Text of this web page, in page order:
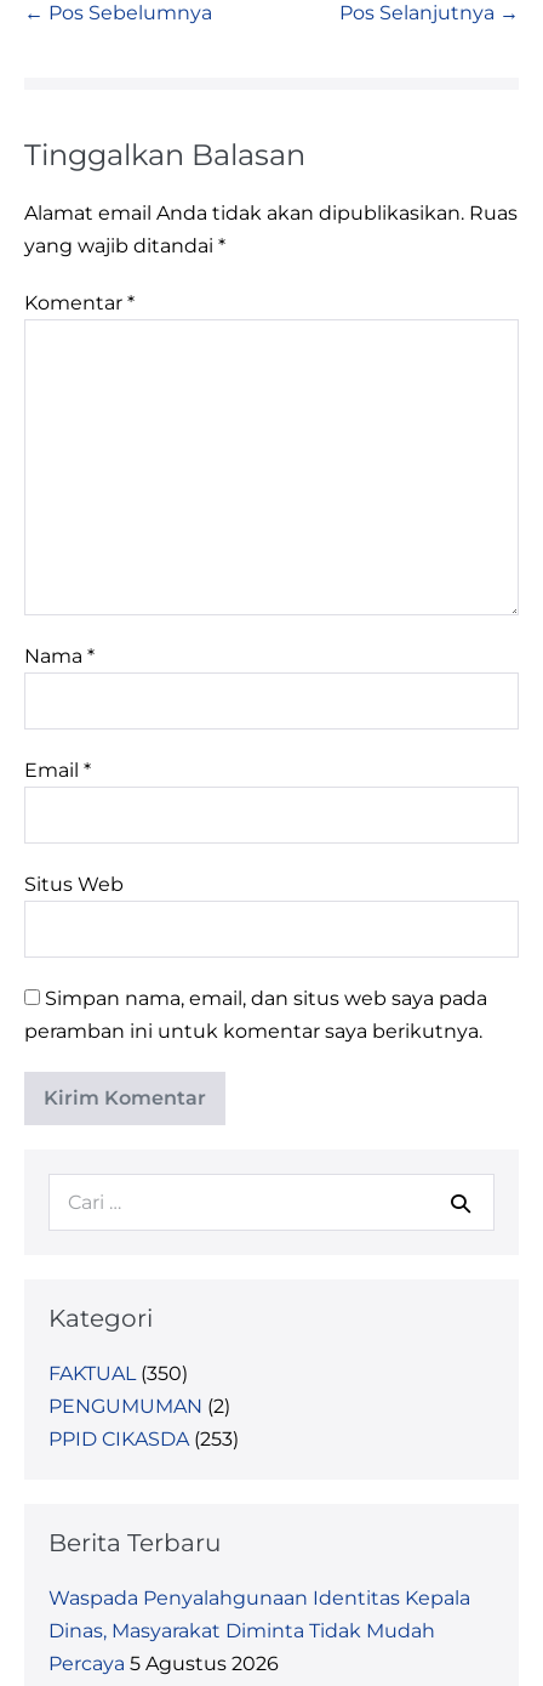
← Pos Sebelumnya Pos Selanjutnya →
Tinggalkan Balasan
Alamat email Anda tidak akan dipublikasikan. Ruas
yang wajib ditandai *
Komentar *
Nama *
Email *
Situs Web
Simpan nama, email, dan situs web saya pada
peramban ini untuk komentar saya berikutnya.
Kategori
FAKTUAL(350)
PENGUMUMAN (2)
PPID CIKASDA(253)
Berita Terbaru
Waspada Penyalahgunaan Identitas Kepala
Dinas, Masyarakat Diminta Tidak Mudah
Percaya 5 Agustus 2026